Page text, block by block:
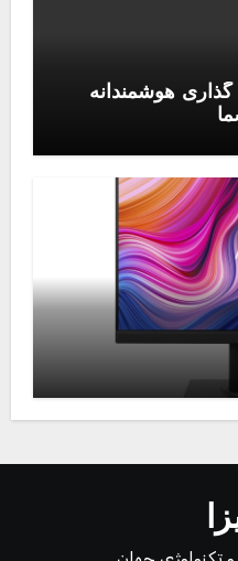
هوشمندانه